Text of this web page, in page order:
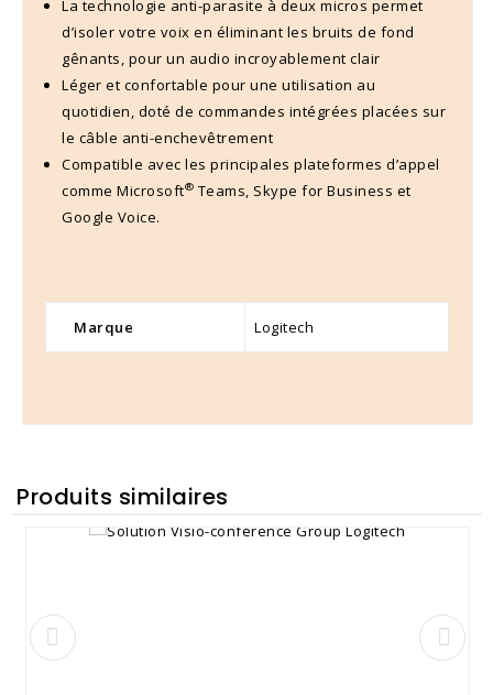
La technologie anti-parasite à deux micros permet
d’isoler votre voix en éliminant les bruits de fond
gênants, pour un audio incroyablement clair
Léger et confortable pour une utilisation au
quotidien, doté de commandes intégrées placées sur
le câble anti-enchevêtrement
Compatible avec les principales plateformes d’appel
comme Microsoft® Teams, Skype for Business et
Google Voice.
Marque Logitech
Produits similaires